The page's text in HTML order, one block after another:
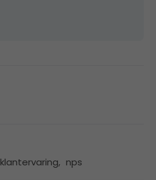
klantervaring, nps